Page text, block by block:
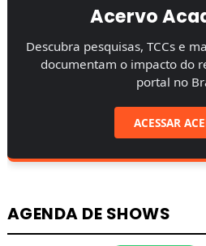
Acervo
Descubra pesquisas, TCCs e
documentam o impacto do
portal no
ACESSAR
AGENDA DE SHOWS